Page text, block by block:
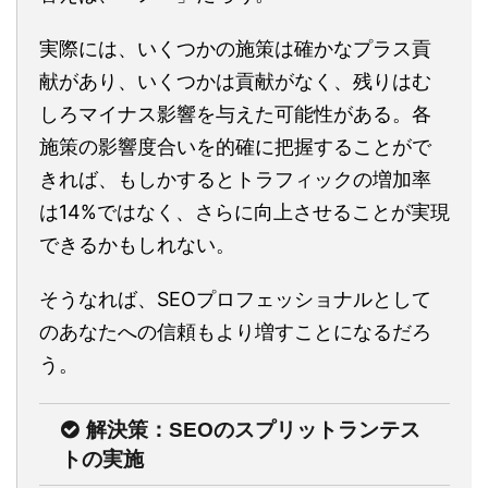
実際には、いくつかの施策は確かなプラス貢
献があり、いくつかは貢献がなく、残りはむ
しろマイナス影響を与えた可能性がある。各
施策の影響度合いを的確に把握することがで
きれば、もしかするとトラフィックの増加率
は14%ではなく、さらに向上させることが実現
できるかもしれない。
そうなれば、SEOプロフェッショナルとして
のあなたへの信頼もより増すことになるだろ
う。
解決策：SEOのスプリットランテス
トの実施